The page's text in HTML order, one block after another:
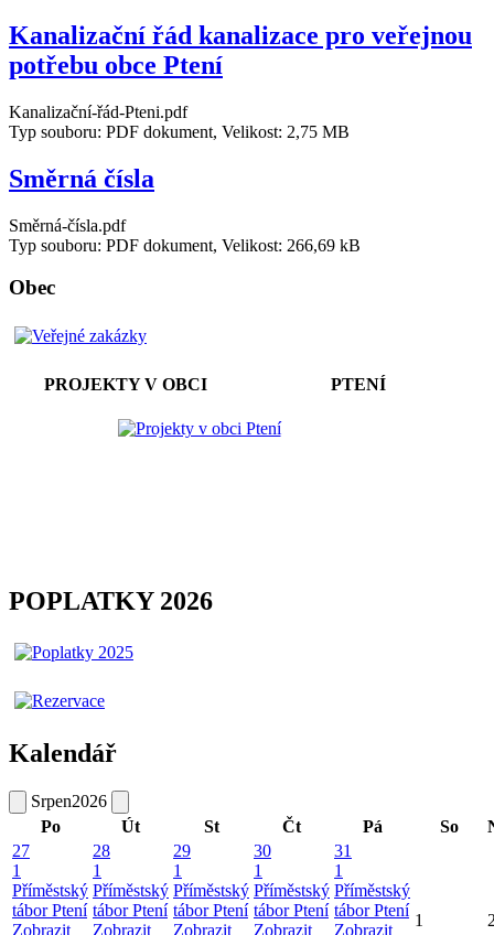
Kanalizační řád kanalizace pro veřejnou
potřebu obce Ptení
Kanalizační-řád-Pteni.pdf
Typ souboru: PDF dokument, Velikost: 2,75 MB
Směrná čísla
Směrná-čísla.pdf
Typ souboru: PDF dokument, Velikost: 266,69 kB
Obec
PROJEKTY V OBCI PTENÍ
POPLATKY 2026
Kalendář
Srpen2026
Po
Út St Čt Pá So
27
1
Příměstský
tábor Ptení
Zobrazit
28
1
Příměstský
tábor Ptení
Zobrazit
29
1
Příměstský
tábor Ptení
Zobrazit
30
1
Příměstský
tábor Ptení
Zobrazit
31
1
Příměstský
tábor Ptení
Zobrazit
1